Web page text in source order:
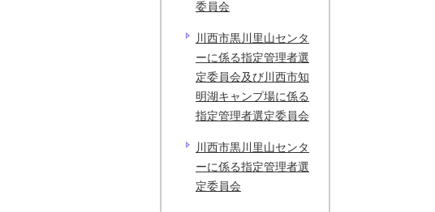
委員会
川西市黒川里山センタ
ーに係る指定管理者選
定委員会及び川西市知
明湖キャンプ場に係る
指定管理者選定委員会
川西市黒川里山センタ
ーに係る指定管理者選
定委員会